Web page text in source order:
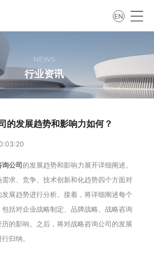
EN
NEWS
行业资讯
的发展趋势和影响力如何？
公司的发展趋势和影响力展开详细阐述。
求、竞争、技术创新和化趋势四个方面对
发展趋势进行分析。接着，将详细阐述每个
括对企业战略制定、品牌战略、战略咨询
的影响。之后，将对战略咨询公司的发展
归纳。